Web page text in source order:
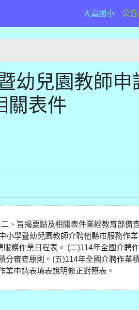
大嘉國小 公
幼兒園教師申
關表件
、旨揭要點及相關表件業經教育部備
小學暨幼兒園教師介聘他縣市服務作
務作業日程表。 (二)114年全國介聘
分審查原則。(五)114年全國介聘作業
業申請表填表說明修正對照表。